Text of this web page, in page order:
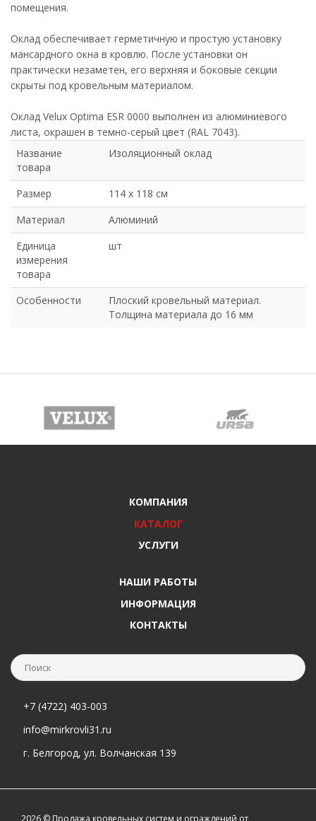
помещения.
Оклад обеспечивает герметичную и простую установку
мансардного окна в кровлю. После установки он
практически незаметен, его верхняя и боковые секции
скрыты под кровельным материалом.
Оклад Velux Optima ESR 0000 выполнен из алюминиевого
листа, окрашен в темно-cерый цвет (RAL 7043).
Название
товара
Изоляционный оклад
Размер
114 х 118 см
Материал
Алюминий
Единица
измерения
товара
шт
Особенности
Плоский кровельный материал.
Толщина материала до 16 мм
КОМПАНИЯ
КАТАЛОГ
УСЛУГИ
НАШИ РАБОТЫ
ИНФОРМАЦИЯ
КОНТАКТЫ
+7 (4722) 403-003
info@mirkrovli31.ru
г. Белгород, ул. Волчанская 139